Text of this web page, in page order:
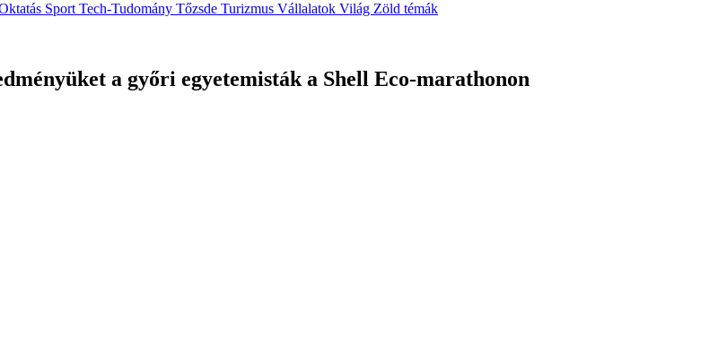
Sport Tech-Tudomány Tőzsde Turizmus Vállalatok Világ Zöld témák
a győri egyetemisták a Shell Eco-marathonon